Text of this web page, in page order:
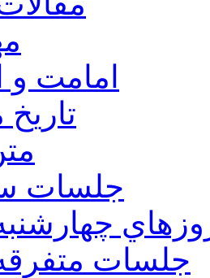
امامت و
جلسات
چهارشنبه
جلسات متفرقه